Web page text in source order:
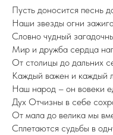
Пусть доносится песнь
Наши звезды огни
Словно чудный
Мир и дружба сердца
От столицы до дальних
Каждый важен и каждый
Наш народ – он вовеки
Дух Отчизны в себе
От мала до велика мы
Сплетаются судьбы в